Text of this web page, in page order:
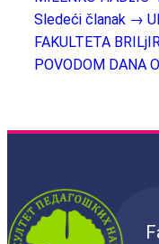
Sledeći članak →
FAKULTETA
POVODOM DANA